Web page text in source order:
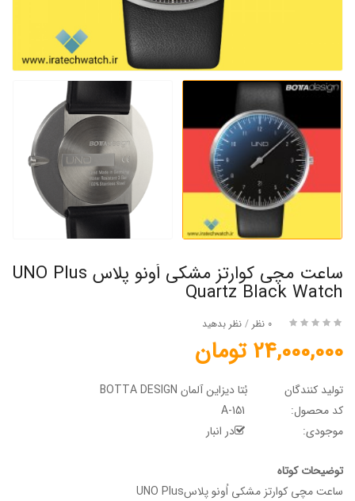
ساعت مچی کوارتز مشکی اُونو پلاس UNO Plus
Quartz Black Watch
0 نظر / نظر بدهید
24,000,000 تومان
تولید کنندگان
بُتا دیزاین آلمان BOTTA DESIGN
کد محصول:
موجودی:
در انبار
توضیحات کوتاه
ساعت مچی کوارتز مشکی اُونو پلاسUNO Plus